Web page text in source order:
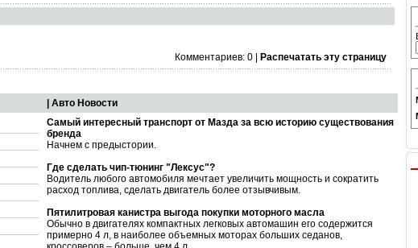
Комментариев: 0 | Распечатать эту страницу
| Авто Новости
Самый интересный транспорт от Мазда за всю историю существования
бренда
Начнем с предыстории.
Где сделать чип-тюнинг "Лексус"?
Водитель любого автомобиля мечтает увеличить мощность и сократить
расход топлива, сделать двигатель более отзывчивым.
Пятилитровая канистра выгода покупки моторного масла
Обычно в двигателях компактных легковых автомашин его содержится
примерно 4 л, в наиболее объемных моторах больших седанов,